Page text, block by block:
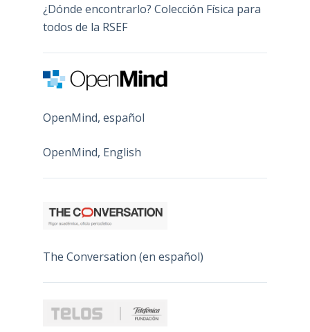
¿Dónde encontrarlo? Colección Física para
todos de la RSEF
OpenMind, español
OpenMind, English
The Conversation (en español)